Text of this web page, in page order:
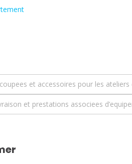
et accessoires pour les
et prestations associees